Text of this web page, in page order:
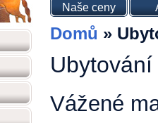
Naše ceny
Domů »
Vážené